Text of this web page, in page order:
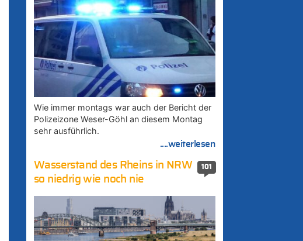
Wie immer montags war auch der Bericht der
Polizeizone Weser-Göhl an diesem Montag
sehr ausführlich.
....weiterlesen
101
Wasserstand des Rheins in NRW
so niedrig wie noch nie